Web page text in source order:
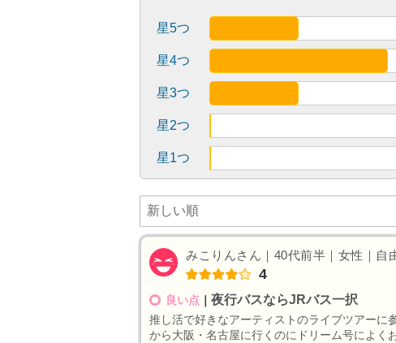
星5つ
星4つ
星3つ
星2つ
星1つ
みこりんさん｜40代前半｜女性｜自
4
良い点 夜行バスならJRバス一択
推し活で好きなアーティストのライブツアーに
から大阪・名古屋に行くのにドリーム号によく